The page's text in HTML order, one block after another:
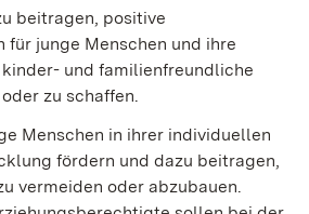
beitragen, positive
für junge Menschen und ihre
und familienfreundliche
zu schaffen.
Menschen in ihrer individuellen
fördern und dazu beitragen,
vermeiden oder abzubauen.